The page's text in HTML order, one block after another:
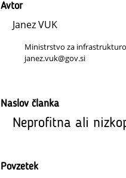
Avtor
Janez VUK
Ministrstvo za
janez.vuk@gov.si
Naslov članka
Neprofitna ali
Povzetek